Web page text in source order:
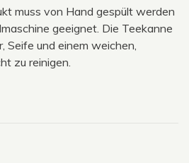
muss von Hand gespült werden
geeignet. Die Teekanne
Seife und einem weichen,
zu reinigen.